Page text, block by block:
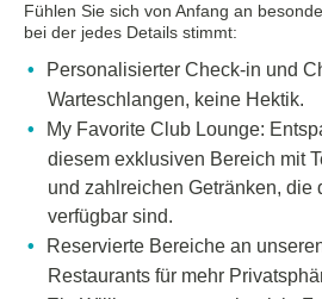
Fühlen Sie sich von Anfang an
bei der jedes Details stimmt:
Personalisierter Check-in und
Warteschlangen, keine Hektik.
My Favorite Club Lounge:
diesem exklusiven Bereich mit
und zahlreichen Getränken, die
verfügbar sind.
Reservierte Bereiche an
Restaurants für mehr